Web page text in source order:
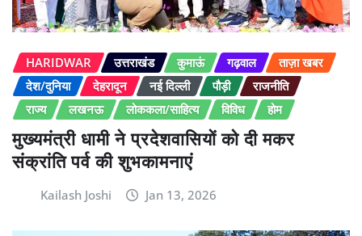
HARIDWAR उत्तराखंड कुमाऊं गढ़वाल
ताज़ा खबर
देश/दुनिया
देहरादून नई दिल्ली पौड़ी
राजनीति
राज्य
लखनऊ लोककला/साहित्य विविध होम
मुख्यमंत्री धामी ने प्रदेशवासियों को दी मकर
संक्रांति पर्व की शुभकामनाएं
Kailash Joshi Jan 13, 2026